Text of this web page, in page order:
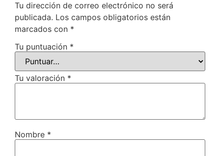
Tu dirección de correo electrónico no será
publicada. Los campos obligatorios están
marcados con *
Tu puntuación *
Tu valoración *
Nombre *